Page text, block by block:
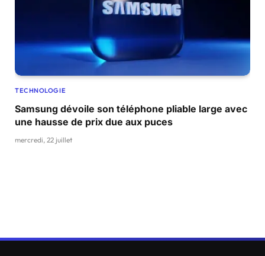
TECHNOLOGIE
Samsung dévoile son téléphone pliable large avec
une hausse de prix due aux puces
mercredi, 22 juillet